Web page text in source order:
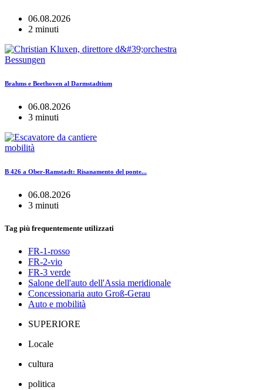
06.08.2026
2 minuti
Bessungen
Brahms e Beethoven al Darmstadtium
06.08.2026
3 minuti
mobilità
B 426 a Ober-Ramstadt: Risanamento del ponte...
06.08.2026
3 minuti
Tag più frequentemente utilizzati
FR-1-rosso
FR-2-vio
FR-3 verde
Salone dell'auto dell'Assia meridionale
Concessionaria auto Groß-Gerau
Auto e mobilità
SUPERIORE
Locale
cultura
politica